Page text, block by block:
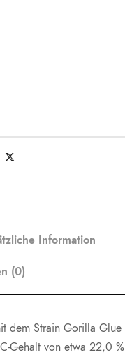
Information
(0)
dem Strain Gorilla Glue
Gehalt von etwa 22,0 %